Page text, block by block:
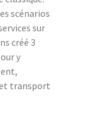
scénarios
sur
créé 3
y
transport